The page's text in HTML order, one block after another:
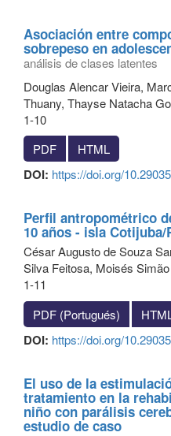
Asociación entre
sobrepeso en
análisis de clases latentes
Douglas Alencar Vieira,
Thuany, Thayse Natacha
1-10
PDF
HTML
DOI: https://doi.org/
Perfil antropométrico
10 años - isla Cotijuba/
César Augusto de Souza
Silva Feitosa, Moisés
1-11
PDF (Portugués)
DOI: https://doi.org/
El uso de la
tratamiento en la
niño con parálisis
estudio de caso